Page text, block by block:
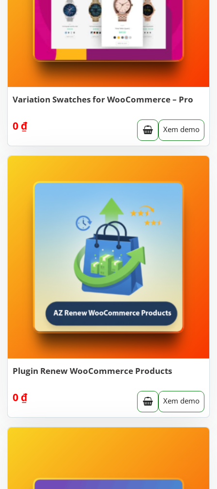
Variation Swatches for WooCommerce – Pro
0 ₫ Xem demo
Plugin Renew WooCommerce Products
0 ₫ Xem demo